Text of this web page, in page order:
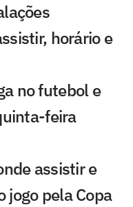
horário e
no futebol e
feira
assistir e
jogo pela Copa